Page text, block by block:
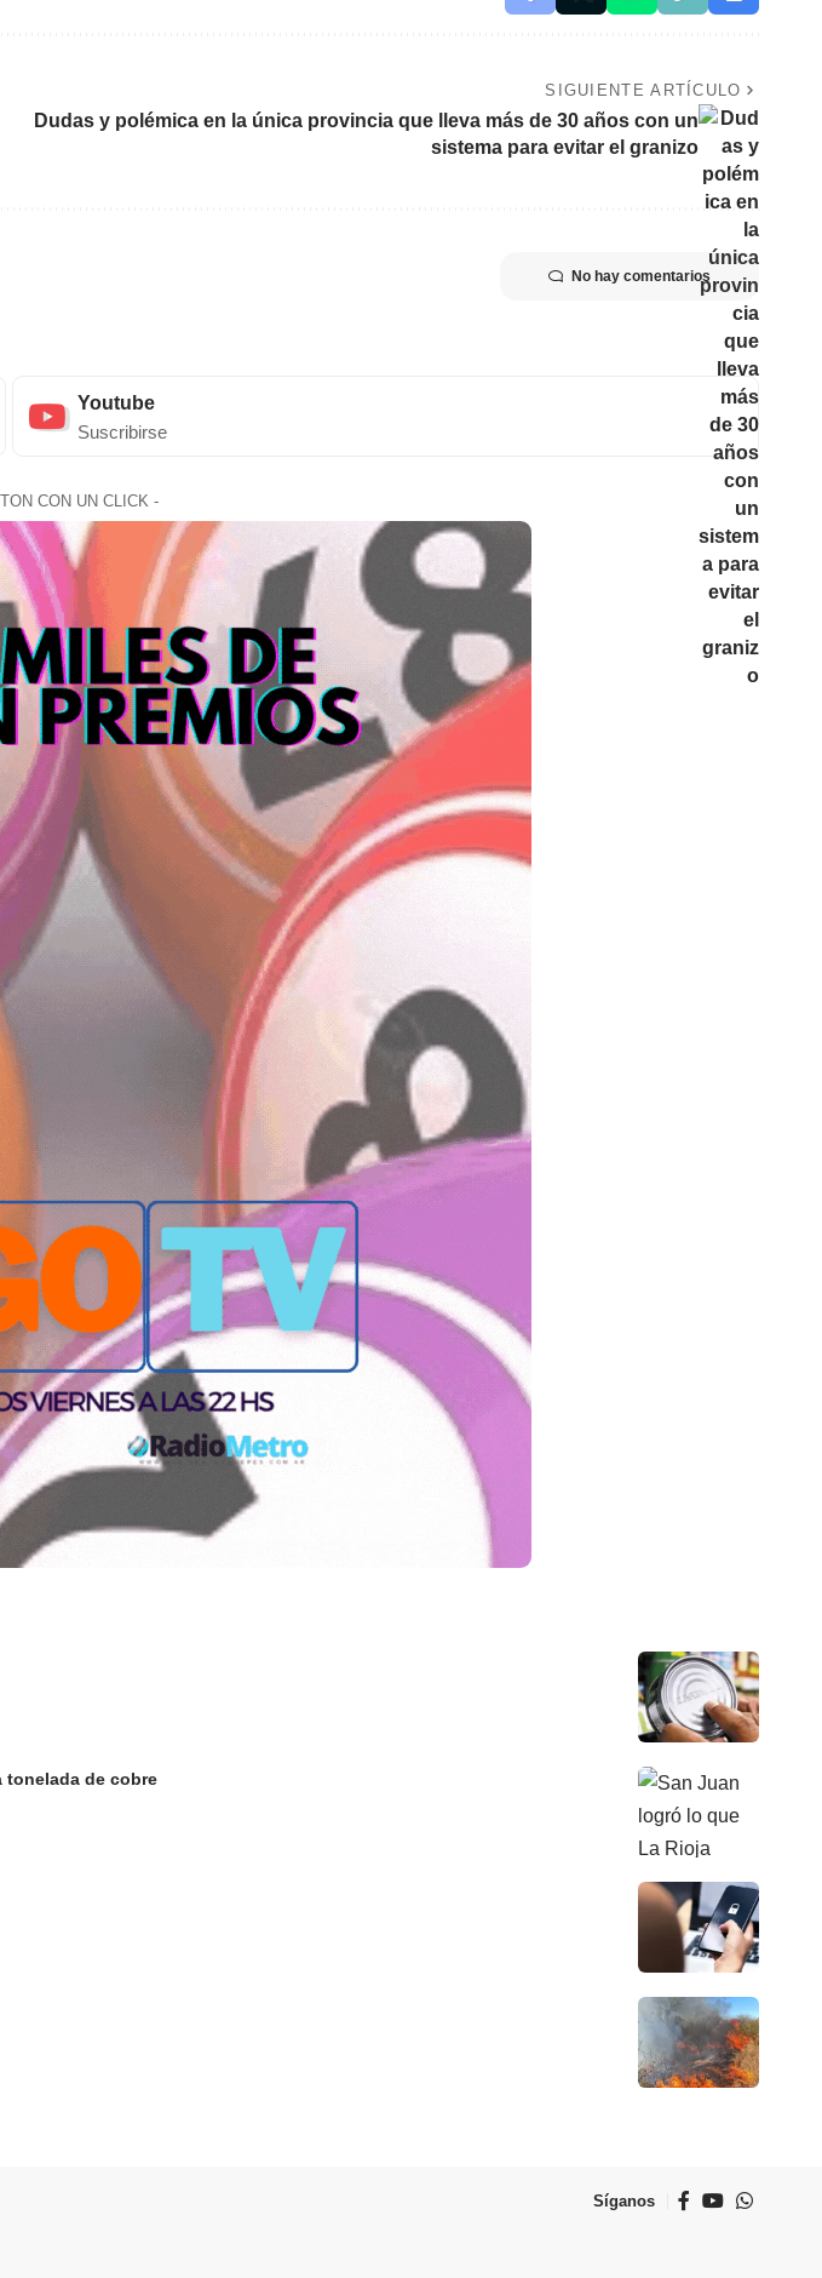
SIGUIENTE ARTÍCULO
Dudas y polémica en la única provincia que lleva más de 30 años con un
sistema para evitar el granizo
No hay comentarios
Youtube
Suscribirse
CON UN CLICK -
tonelada de cobre
Síganos